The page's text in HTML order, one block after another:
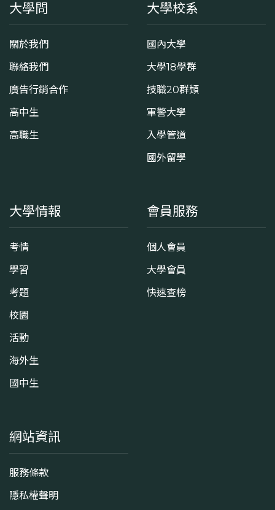
大學問
關於我們
聯絡我們
廣告行銷合作
高中生
高職生
大學校系
國內大學
大學18學群
技職20群類
軍警大學
入學管道
國外留學
大學情報
考情
學習
考題
校園
活動
海外生
國中生
會員服務
個人會員
大學會員
快速查榜
網站資訊
服務條款
隱私權聲明